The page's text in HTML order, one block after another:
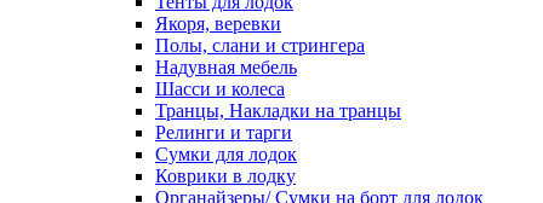
Якоря, веревки
Полы, слани и стрингера
Надувная мебель
Шасси и колеса
Транцы, Накладки на транцы
Релинги и тарги
Сумки для лодок
Коврики в лодку
Органайзеры/ Сумки на борт для лодок